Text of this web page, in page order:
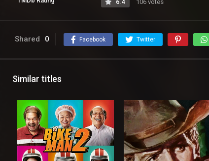
6.4 106 votes
Shared 0 Facebook Twitter
Similar titles